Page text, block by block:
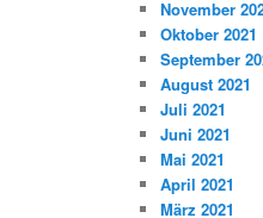
November
Oktober 2021
September
August 2021
Juli 2021
Juni 2021
Mai 2021
April 2021
März 2021